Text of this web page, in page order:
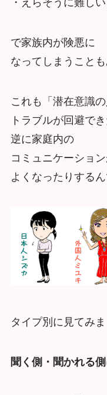
で家族内が険悪に
なってしまうことも
これも「潜在意識
トラブルが回避でき
逆に家庭内の
コミュニケーショ
よくなったりするん
タイプ別に見てみま
聞く側・聞かれる